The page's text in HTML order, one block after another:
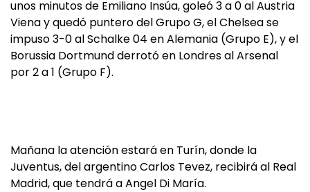
unos minutos de Emiliano Insúa, goleó 3 a 0 al Austria
Viena y quedó puntero del Grupo G, el Chelsea se
impuso 3-0 al Schalke 04 en Alemania (Grupo E), y el
Borussia Dortmund derrotó en Londres al Arsenal
por 2 a 1 (Grupo F).
Mañana la atención estará en Turín, donde la
Juventus, del argentino Carlos Tevez, recibirá al Real
Madrid, que tendrá a Angel Di María.